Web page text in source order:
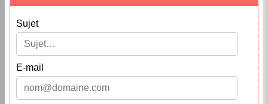
Sujet
E-mail